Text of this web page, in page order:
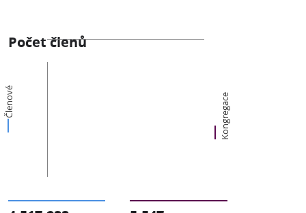
Počet členů
Členové Kongregace